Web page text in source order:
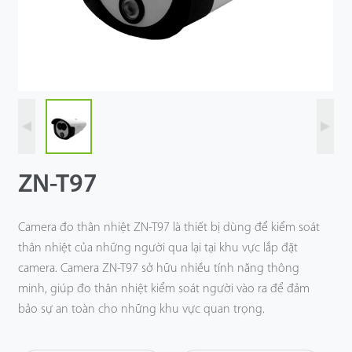
ZN-T97
Camera đo thân nhiệt ZN-T97 là thiết bị dùng để kiểm soát
thân nhiệt của những người qua lại tại khu vực lắp đặt
camera. Camera ZN-T97 sở hữu nhiều tính năng thông
minh, giúp đo thân nhiệt kiểm soát người vào ra để đảm
bảo sự an toàn cho những khu vực quan trọng.